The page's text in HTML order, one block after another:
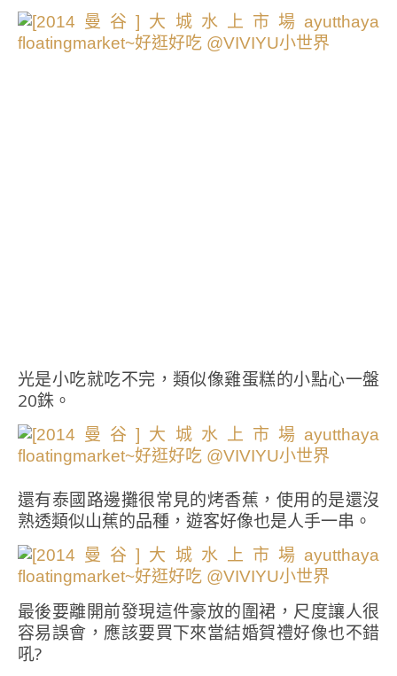
光是小吃就吃不完，類似像雞蛋糕的小點心一盤
20銖。
還有泰國路邊攤很常見的烤香蕉，使用的是還沒
熟透類似山蕉的品種，遊客好像也是人手一串。
最後要離開前發現這件豪放的圍裙，尺度讓人很
容易誤會，應該要買下來當結婚賀禮好像也不錯
吼?